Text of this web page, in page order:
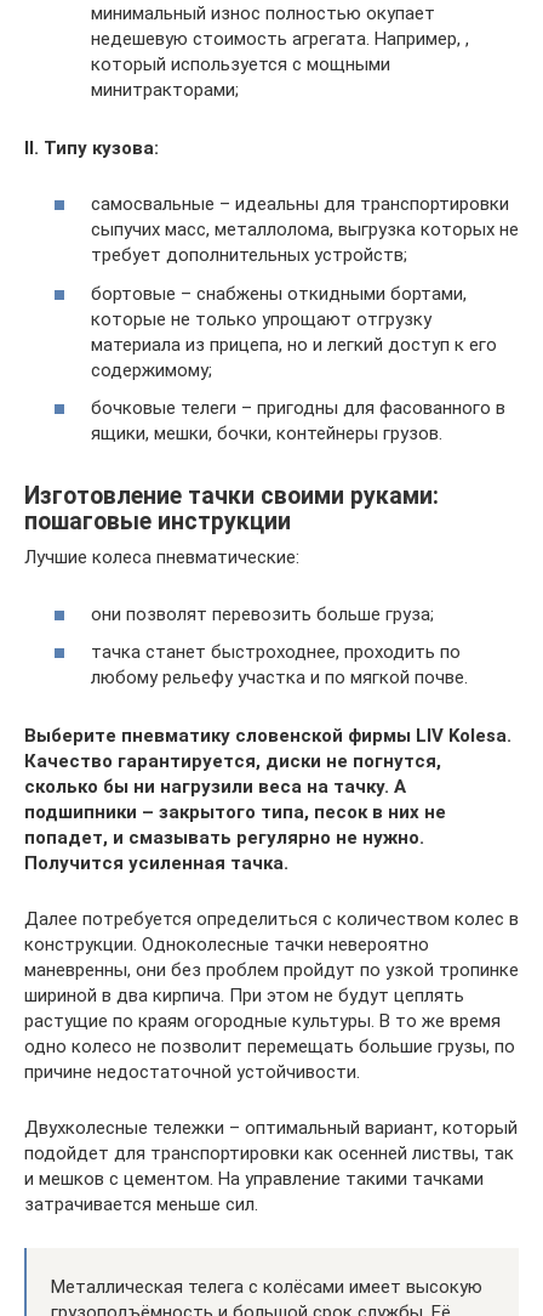
минимальный износ полностью окупает
недешевую стоимость агрегата. Например, ,
который используется с мощными
минитракторами;
II. Типу кузова:
самосвальные – идеальны для транспортировки
сыпучих масс, металлолома, выгрузка которых не
требует дополнительных устройств;
бортовые – снабжены откидными бортами,
которые не только упрощают отгрузку
материала из прицепа, но и легкий доступ к его
содержимому;
бочковые телеги – пригодны для фасованного в
ящики, мешки, бочки, контейнеры грузов.
Изготовление тачки своими руками:
пошаговые инструкции
Лучшие колеса пневматические:
они позволят перевозить больше груза;
тачка станет быстроходнее, проходить по
любому рельефу участка и по мягкой почве.
Выберите пневматику словенской фирмы LIV Kolesa.
Качество гарантируется, диски не погнутся,
сколько бы ни нагрузили веса на тачку. А
подшипники – закрытого типа, песок в них не
попадет, и смазывать регулярно не нужно.
Получится усиленная тачка.
Далее потребуется определиться с количеством колес в
конструкции. Одноколесные тачки невероятно
маневренны, они без проблем пройдут по узкой тропинке
шириной в два кирпича. При этом не будут цеплять
растущие по краям огородные культуры. В то же время
одно колесо не позволит перемещать большие грузы, по
причине недостаточной устойчивости.
Двухколесные тележки – оптимальный вариант, который
подойдет для транспортировки как осенней листвы, так
и мешков с цементом. На управление такими тачками
затрачивается меньше сил.
Металлическая телега с колёсами имеет высокую